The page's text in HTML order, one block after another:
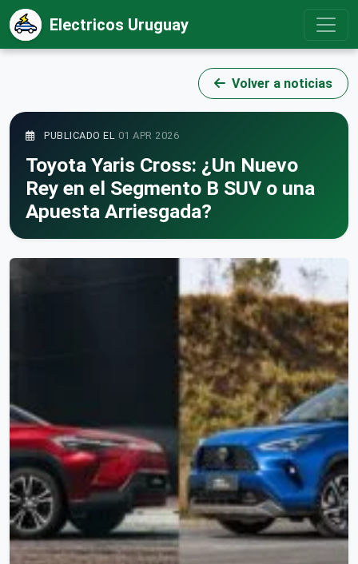
Electricos Uruguay
Volver a noticias
PUBLICADO EL 01 APR 2026
Toyota Yaris Cross: ¿Un Nuevo
Rey en el Segmento B SUV o una
Apuesta Arriesgada?